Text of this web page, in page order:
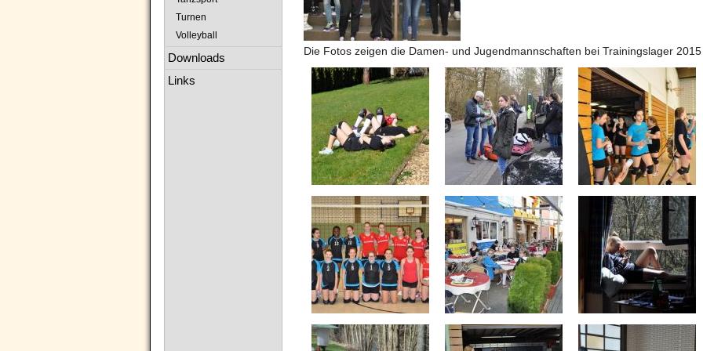
Die Fotos zeigen die Damen- und Jugendmannschaften bei Trainingslager
Turnen
Volleyball
Downloads
Links